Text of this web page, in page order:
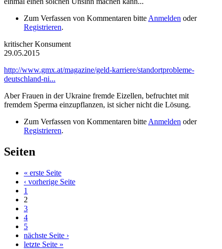
Zum Verfassen von Kommentaren bitte Anmelden oder
Registrieren.
kritischer Konsument
29.05.2015
http://www.gmx.at/magazine/geld-karriere/standortprobleme-
deutschland-ni...
Aber Frauen in der Ukraine fremde Eizellen, befruchtet mit
fremdem Sperma einzupflanzen, ist sicher nicht die Lösung.
Zum Verfassen von Kommentaren bitte Anmelden oder
Registrieren.
Seiten
« erste Seite
‹ vorherige Seite
1
2
3
4
5
nächste Seite ›
letzte Seite »